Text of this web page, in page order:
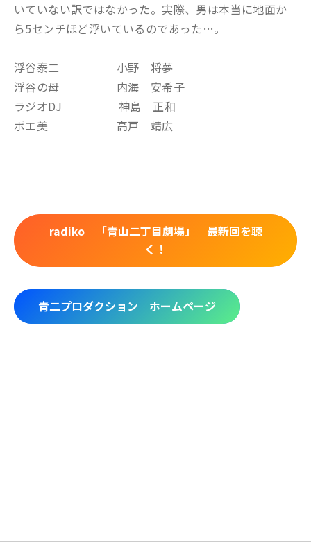
いていない訳ではなかった。実際、男は本当に地面か
ら5センチほど浮いているのであった…。
浮谷泰二 小野 将夢
浮谷の母 内海 安希子
ラジオDJ 神島 正和
ポエ美 高戸 靖広
radiko 「青山二丁目劇場」 最新回を聴
く！
青二プロダクション ホームページ